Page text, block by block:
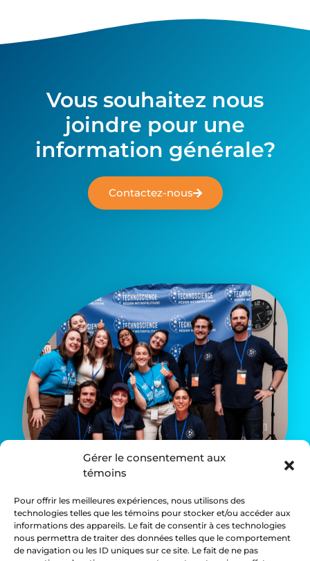
Gérer le consentement aux
témoins
Pour offrir les meilleures expériences, nous utilisons des
technologies telles que les témoins pour stocker et/ou accéder aux
informations des appareils. Le fait de consentir à ces technologies
nous permettra de traiter des données telles que le comportement
de navigation ou les ID uniques sur ce site. Le fait de ne pas
Vous souhaitez nous
joindre pour une
information générale?
Contactez-nous
Suivez-nous :